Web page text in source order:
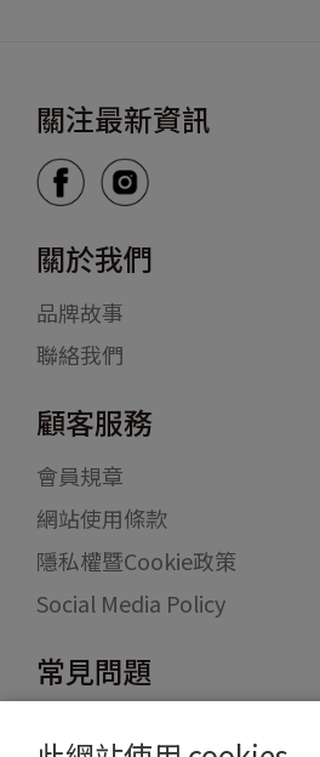
關注最新資訊
關於我們
品牌故事
聯絡我們
顧客服務
會員規章
網站使用條款
隱私權暨Cookie政策
Social Media Policy
常見問題